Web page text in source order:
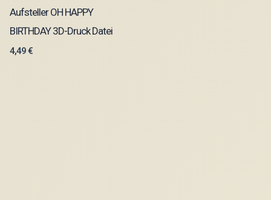
Aufsteller OH HAPPY
BIRTHDAY 3D-Druck Datei
4,49€